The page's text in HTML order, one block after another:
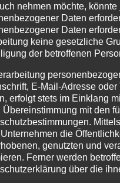
Abenteuer
darunter
Bremshebel,
Sattel,
Tretlager,
Felgen, Naben
nehmen möchte,
Daten
Daten
keine gesetzliche
der betroffenen
E-Mail-Adresse
erfolgt stets im Einklang
Übereinstimmung mit den
die
genutzten und
Ferner werden
über die